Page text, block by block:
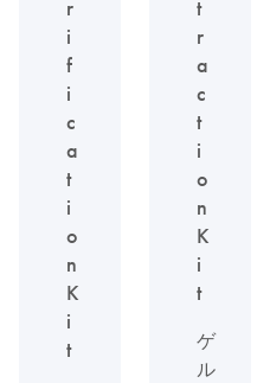
r
i
f
i
c
a
t
i
o
n
K
i
t
t
r
a
c
t
i
o
n
K
i
t
ゲ
ル